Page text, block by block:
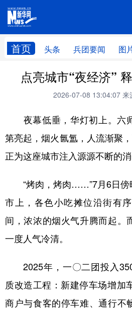
首页 头条 兵团要闻 图
网站地图
头条 兵团要闻
地方频道
北京 天津
辽宁 吉林
浙江 安徽
山东 河南
广东
四川 贵州
陕西 甘肃
新疆 内蒙古
点亮城市“夜经济”
2026-07-08 13:04:07 来
夜幕低垂，华灯初上。六
第亮起，烟火氤氲，人流渐聚
正为这座城市注入源源不断的消
“烤肉，烤肉……”7月6日傍
市上，各色小吃摊位沿街有
间，浓浓的烟火气升腾而起。
一度人气冷清。
2025年，一〇二团投入
质改造工程：新建停车场增加
商户与食客的停车难、通行不